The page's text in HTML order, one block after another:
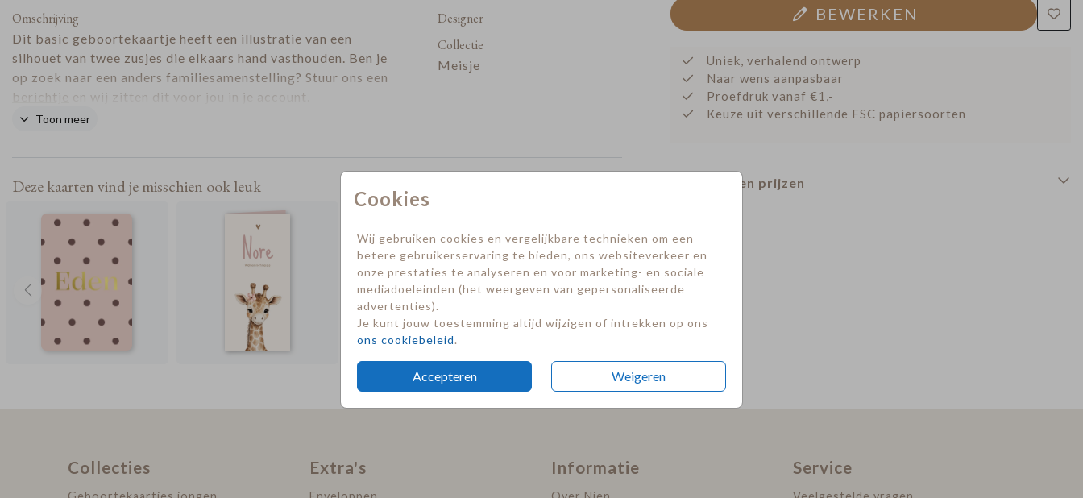
Cookies
Wij gebruiken cookies en vergelijkbare technieken om een
betere gebruikerservaring te bieden, ons websiteverkeer en
onze prestaties te analyseren en voor marketing- en sociale
mediadoeleinden (het weergeven van gepersonaliseerde
advertenties).
Je kunt jouw toestemming altijd wijzigen of intrekken op ons
ons cookiebeleid.
Accepteren Weigeren
Omschrijving
Dit basic geboortekaartje heeft een illustratie van een
silhouet van twee zusjes die elkaars hand vasthouden. Ben je
op zoek naar een anders familiesamenstelling? Stuur ons een
berichtje en wij zitten dit voor jou in je account.
Toon meer
Designer
Collectie
Meisje
Deze kaarten vind je misschien ook leuk
BEWERKEN
Uniek, verhalend ontwerp
Naar wens aanpasbaar
Proefdruk vanaf €1,-
Keuze uit verschillende FSC papiersoorten
Formaten en prijzen
Collecties Extra's Informatie Service